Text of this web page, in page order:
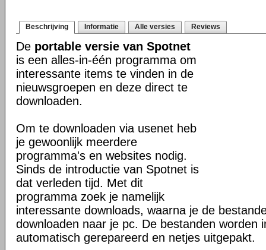
Beschrijving Informatie Alle versies Reviews
De portable versie van Spotnet
is een alles-in-één programma om
interessante items te vinden in de
nieuwsgroepen en deze direct te
downloaden.
Om te downloaden via usenet heb
je gewoonlijk meerdere
programma's en websites nodig.
Sinds de introductie van Spotnet is
dat verleden tijd. Met dit
programma zoek je namelijk
interessante downloads, waarna je de
downloaden naar je pc. De bestanden worden
automatisch gerepareerd en netjes uitgepakt.